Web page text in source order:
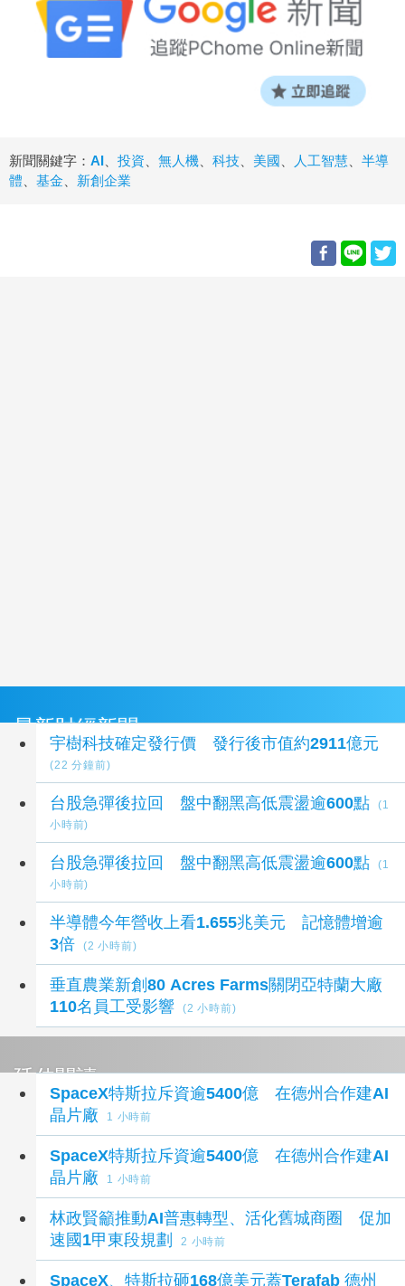
新聞關鍵字： AI 投資 無人機 科技 美國 人工智慧
半導
體
基金 新創企業
最新財經新聞
宇樹科技確定發行價 發行後市值約2911億元
(22 分鐘前)
台股急彈後拉回 盤中翻黑高低震盪逾600點
(1
小時前)
台股急彈後拉回 盤中翻黑高低震盪逾600點
(1
小時前)
半導體今年營收上看1.655兆美元 記憶體增逾
3倍
(2 小時前)
垂直農業新創80 Acres Farms關閉亞特蘭大廠
110名員工受影響
(2 小時前)
延伸閱讀
SpaceX特斯拉斥資逾5400億 在德州合作建AI
晶片廠
1 小時前
SpaceX特斯拉斥資逾5400億 在德州合作建AI
晶片廠
1 小時前
林政賢籲推動AI普惠轉型、活化舊城商圈 促加
速國1甲東段規劃
2 小時前
SpaceX、特斯拉砸168億美元蓋Terafab 德州